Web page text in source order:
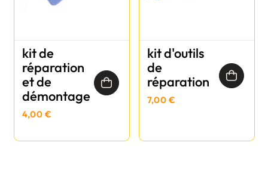
kit de
réparation
et de
démontage
4,00 €
kit d'outils
de
réparation
7,00 €